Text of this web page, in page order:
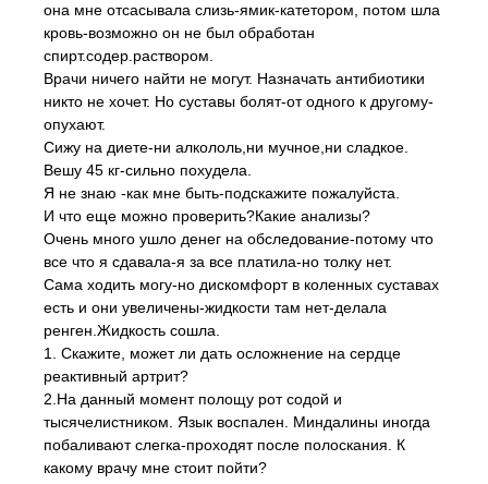
она мне отсасывала слизь-ямик-катетором, потом шла
кровь-возможно он не был обработан
спирт.содер.раствором.
Врачи ничего найти не могут. Назначать антибиотики
никто не хочет. Но суставы болят-от одного к другому-
опухают.
Сижу на диете-ни алкололь,ни мучное,ни сладкое.
Вешу 45 кг-сильно похудела.
Я не знаю -как мне быть-подскажите пожалуйста.
И что еще можно проверить?Какие анализы?
Очень много ушло денег на обследование-потому что
все что я сдавала-я за все платила-но толку нет.
Сама ходить могу-но дискомфорт в коленных суставах
есть и они увеличены-жидкости там нет-делала
ренген.Жидкость сошла.
1. Скажите, может ли дать осложнение на сердце
реактивный артрит?
2.На данный момент полощу рот содой и
тысячелистником. Язык воспален. Миндалины иногда
побаливают слегка-проходят после полоскания. К
какому врачу мне стоит пойти?